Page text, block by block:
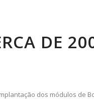
DE
dos módulos de